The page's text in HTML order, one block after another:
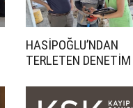
HASİPOĞLU’NDAN
TERLETEN DENETİM